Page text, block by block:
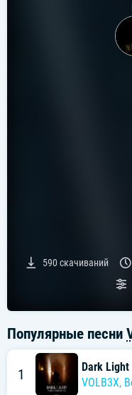
590скачиваний
Популярные песни
1
Dark Light
VOLB3X,